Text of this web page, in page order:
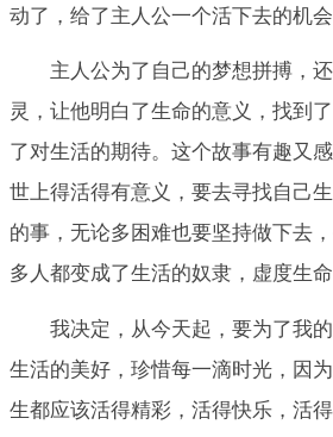
动了，给了主人公一个活下去的机会
主人公为了自己的梦想拼搏，
灵，让他明白了生命的意义，找到
了对生活的期待。这个故事有趣又
世上得活得有意义，要去寻找自己
的事，无论多困难也要坚持做下去
多人都变成了生活的奴隶，虚度生命
我决定，从今天起，要为了我
生活的美好，珍惜每一滴时光，因
生都应该活得精彩，活得快乐，活